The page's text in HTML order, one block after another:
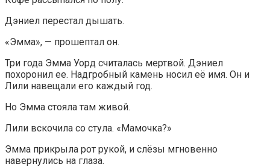
Дэниел перестал дышать.
«Эмма», — прошептал он.
Три года Эмма Уорд считалась мертвой. Дэниел
похоронил ее. Надгробный камень носил её имя. Он и
Лили навещали его каждый год.
Но Эмма стояла там живой.
Лили вскочила со стула. «Мамочка?»
Эмма прикрыла рот рукой, и слёзы мгновенно
навернулись на глаза.